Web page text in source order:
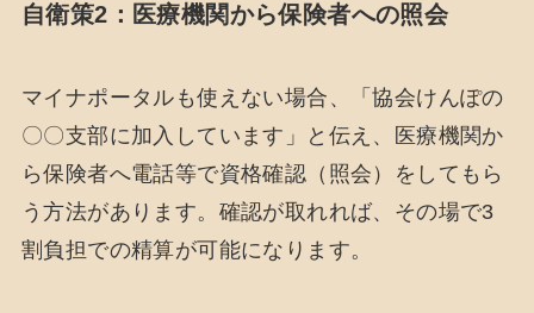
自衛策2：医療機関から保険者への照会
マイナポータルも使えない場合、「協会けんぽの
〇〇支部に加入しています」と伝え、医療機関か
ら保険者へ電話等で資格確認（照会）をしてもら
う方法があります。確認が取れれば、その場で3
割負担での精算が可能になります。